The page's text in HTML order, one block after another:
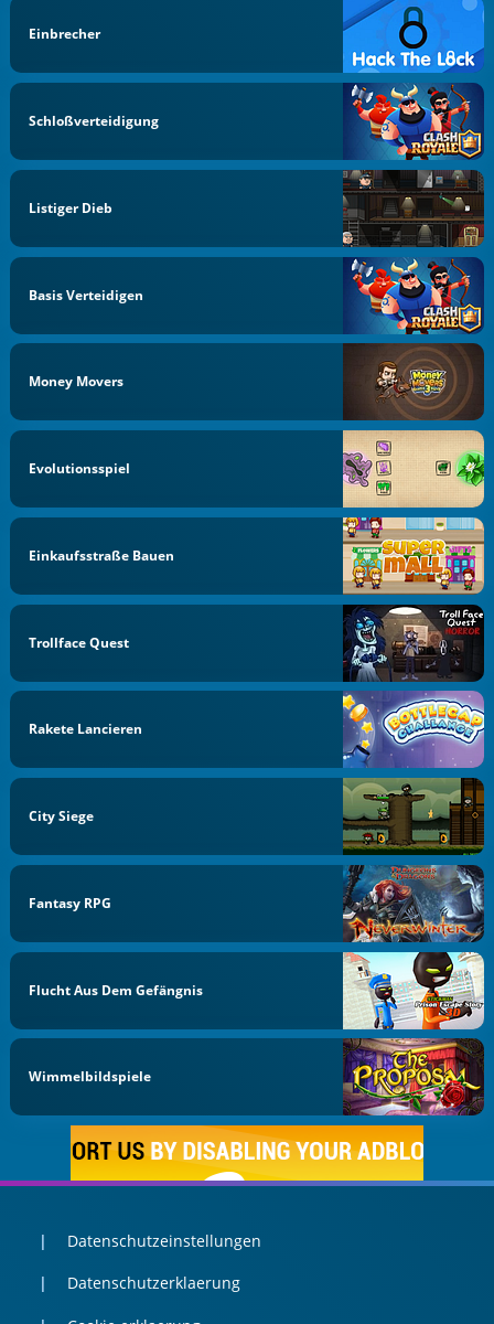
Einbrecher
Schloßverteidigung
Listiger Dieb
Basis Verteidigen
Money Movers
Evolutionsspiel
Einkaufsstraße Bauen
Trollface Quest
Rakete Lancieren
City Siege
Fantasy RPG
Flucht Aus Dem Gefängnis
Wimmelbildspiele
Datenschutzeinstellungen
Datenschutzerklaerung